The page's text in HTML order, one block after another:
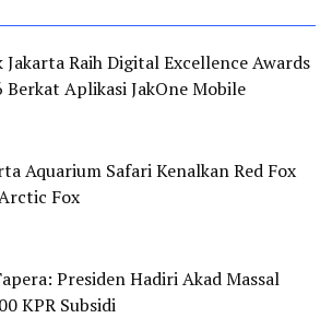
Jakarta Raih Digital Excellence Awards
Berkat Aplikasi JakOne Mobile
Aquarium Safari Kenalkan Red Fox
Fox
Presiden Hadiri Akad Massal
KPR Subsidi